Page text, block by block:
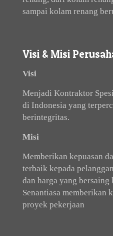
sampai kolam renang
Visi & Misi
Visi
Menjadi Kontraktor
di Indonesia yang
berintegritas.
Misi
Memberikan kepuasan
terbaik kepada
dan harga yang bersaing
Senantiasa memberikan
proyek pekerjaan